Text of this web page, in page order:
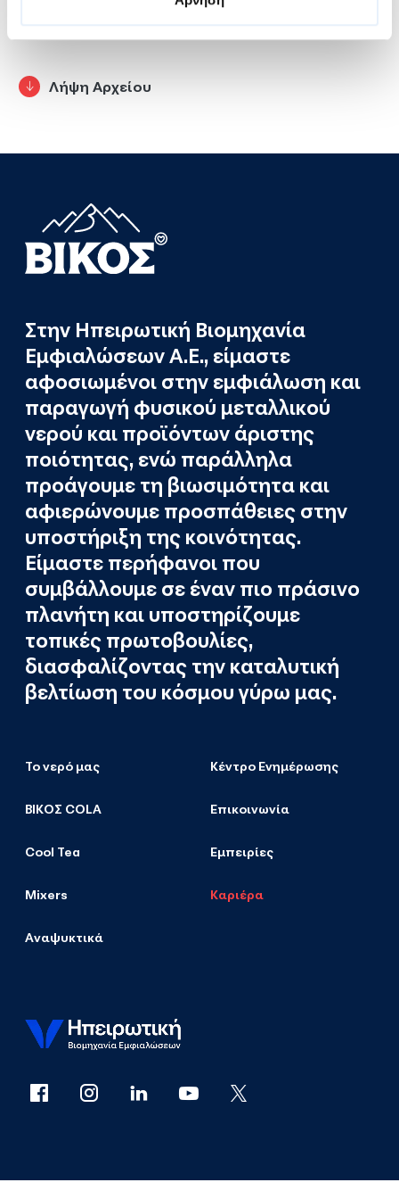
Λήψη Αρχείου
Στην Ηπειρωτική Βιομηχανία
Εμφιαλώσεων Α.Ε., είμαστε
αφοσιωμένοι στην εμφιάλωση και
παραγωγή φυσικού μεταλλικού
νερού και προϊόντων άριστης
ποιότητας, ενώ παράλληλα
προάγουμε τη βιωσιμότητα και
αφιερώνουμε προσπάθειες στην
υποστήριξη της κοινότητας.
Είμαστε περήφανοι που
συμβάλλουμε σε έναν πιο πράσινο
πλανήτη και υποστηρίζουμε
τοπικές πρωτοβουλίες,
διασφαλίζοντας την καταλυτική
βελτίωση του κόσμου γύρω μας.
Το νερό μας
ΒΙΚΟΣ COLA
Cool Tea
Mixers
Αναψυκτικά
Κέντρο Ενημέρωσης
Επικοινωνία
Εμπειρίες
Καριέρα